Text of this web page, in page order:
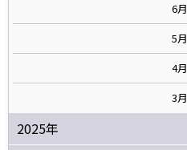
6月
5月
4月
3月
2025年